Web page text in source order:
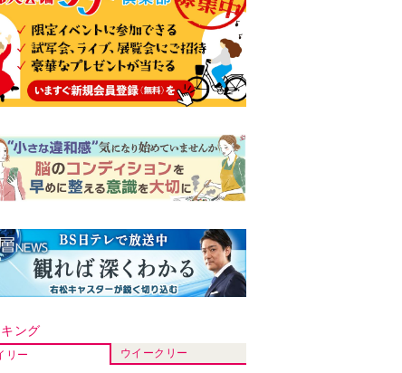
ング
リー ウイークリー